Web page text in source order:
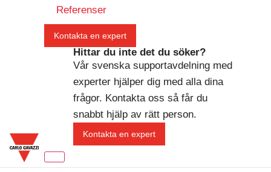
Referenser
Kontakta en expert
Hittar du inte det du söker?
Vår svenska supportavdelning med
experter hjälper dig med alla dina
frågor. Kontakta oss så får du
snabbt hjälp av rätt person.
Kontakta en expert